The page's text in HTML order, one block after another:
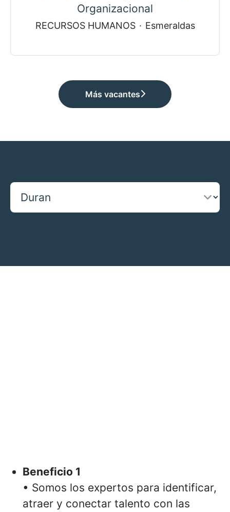
Organizacional
RECURSOS HUMANOS · Esmeraldas
Más vacantes
Beneficio 1
• Somos los expertos para identificar,
atraer y conectar talento con las